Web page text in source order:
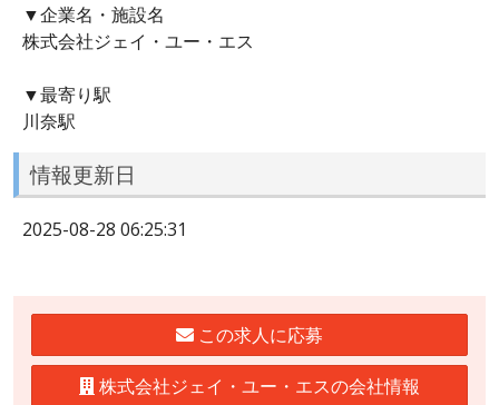
▼企業名・施設名
株式会社ジェイ・ユー・エス
▼最寄り駅
川奈駅
情報更新日
2025-08-28 06:25:31
この求人に応募
株式会社ジェイ・ユー・エスの会社情報